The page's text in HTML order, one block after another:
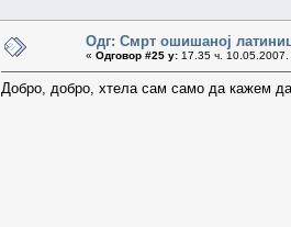
Одг: Смрт ошишаној
« Одговор #25 у: 17.35 ч. 10.05.2007.
Добро, добро, хтела сам само да кажем